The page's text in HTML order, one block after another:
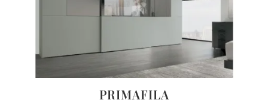
PRIMAFILA